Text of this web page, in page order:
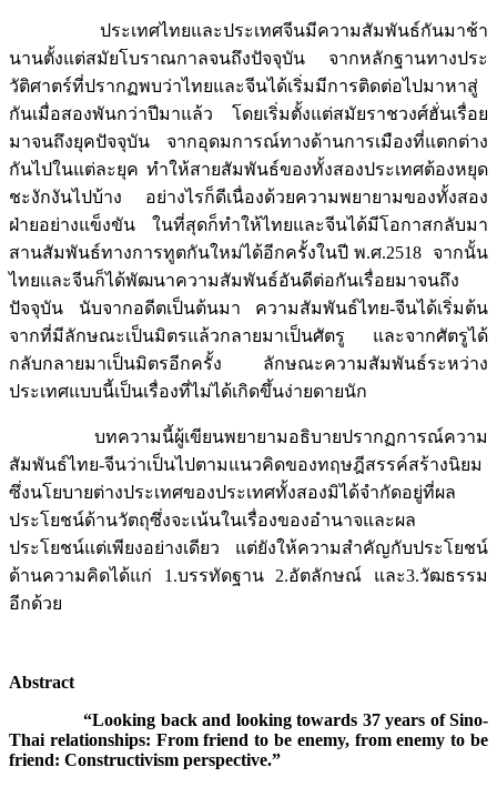
ประเทศไทยและประเทศจีนมีความสัมพันธ์กันมาช้า
นานตั้งแต่สมัยโบราณกาลจนถึงปัจจุบัน จากหลักฐานทางประ
วัติศาตร์ที่ปรากฏพบว่าไทยและจีนได้เริ่มมีการติดต่อไปมาหาสู่
กันเมื่อสองพันกว่าปีมาแล้ว โดยเริ่มตั้งแต่สมัยราชวงศ์ฮั่นเรื่อย
มาจนถึงยุคปัจจุบัน จากอุดมการณ์ทางด้านการเมืองที่แตกต่าง
กันไปในแต่ละยุค ทำให้สายสัมพันธ์ของทั้งสองประเทศต้องหยุด
ชะงักงันไปบ้าง อย่างไรก็ดีเนื่องด้วยความพยายามของทั้งสอง
ฝ่ายอย่างแข็งขัน ในที่สุดก็ทำให้ไทยและจีนได้มีโอกาสกลับมา
สานสัมพันธ์ทางการทูตกันใหม่ได้อีกครั้งในปี พ.ศ.2518 จากนั้น
ไทยและจีนก็ได้พัฒนาความสัมพันธ์อันดีต่อกันเรื่อยมาจนถึง
ปัจจุบัน นับจากอดีตเป็นต้นมา ความสัมพันธ์ไทย-จีนได้เริ่มต้น
จากที่มีลักษณะเป็นมิตรแล้วกลายมาเป็นศัตรู และจากศัตรูได้
กลับกลายมาเป็นมิตรอีกครั้ง ลักษณะความสัมพันธ์ระหว่าง
ประเทศแบบนี้เป็นเรื่องที่ไม่ได้เกิดขึ้นง่ายดายนัก
บทความนี้ผู้เขียนพยายามอธิบายปรากฏการณ์ความ
สัมพันธ์ไทย-จีนว่าเป็นไปตามแนวคิดของทฤษฎีสรรค์สร้างนิยม
ซึ่งนโยบายต่างประเทศของประเทศทั้งสองมิได้จำกัดอยู่ที่ผล
ประโยชน์ด้านวัตถุซึ่งจะเน้นในเรื่องของอำนาจและผล
ประโยชน์แต่เพียงอย่างเดียว แต่ยังให้ความสำคัญกับประโยชน์
ด้านความคิดได้แก่ 1.บรรทัดฐาน 2.อัตลักษณ์ และ3.วัฒธรรม
อีกด้วย
Abstract
“Looking back and looking towards 37 years of Sino-
Thai relationships: From friend to be enemy, from enemy to be
friend: Constructivism perspective.”